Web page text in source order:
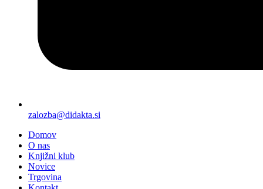
zalozba@didakta.si
Domov
O nas
Knjižni klub
Novice
Trgovina